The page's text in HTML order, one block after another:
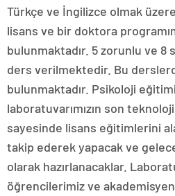
Türkçe ve İngilizce olmak
lisans ve bir doktora
bulunmaktadır. 5 zorunlu ve 8
ders verilmektedir. Bu
bulunmaktadır. Psikoloji
laboratuvarımızın son
sayesinde lisans eğitimlerini
takip ederek yapacak ve
olarak hazırlanacaklar.
öğrencilerimiz ve